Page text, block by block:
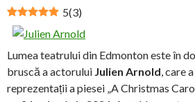
5(3)
Lumea teatrului din Edmonton este în
bruscă a actorului Julien Arnold, care
reprezentații a piesei „A Christmas